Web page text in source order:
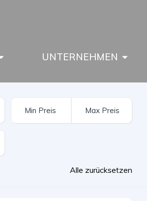
UNTERNEHMEN
Alle zurücksetzen